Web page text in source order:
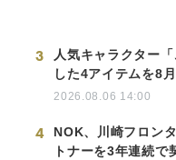
3
人気キャラクター
した4アイテムを8
2026.08.06 14:00
4
NOK、川崎フロン
トナーを3年連続で